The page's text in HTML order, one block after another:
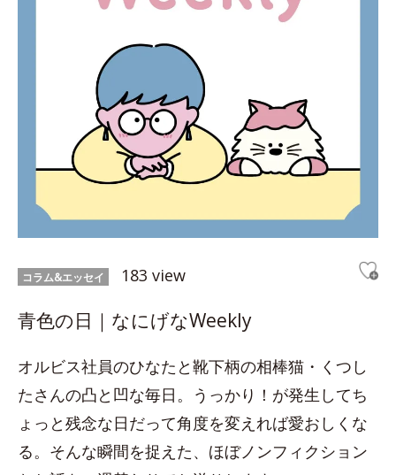
コラム&エッセイ 183 view
青色の日｜なにげなWeekly
オルビス社員のひなたと靴下柄の相棒猫・くつし
たさんの凸と凹な毎日。うっかり！が発生してち
ょっと残念な日だって角度を変えれば愛おしくな
る。そんな瞬間を捉えた、ほぼノンフィクション